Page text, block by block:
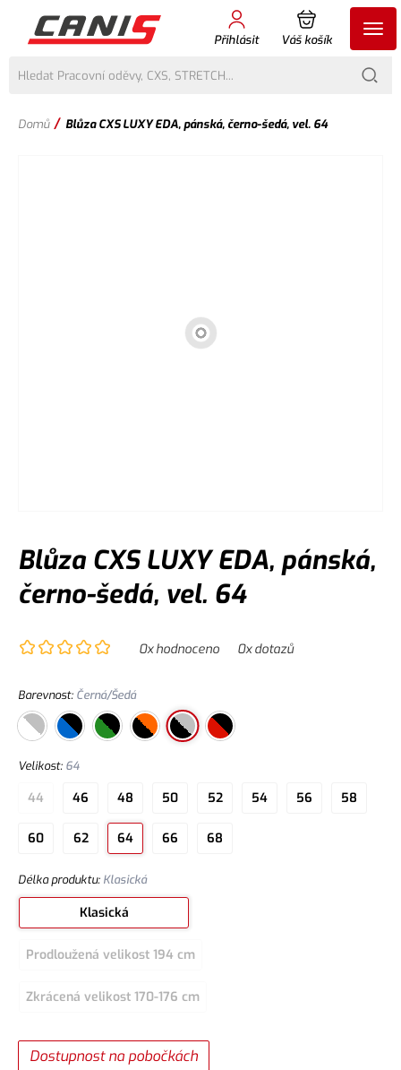
Přihlásit Váš košík
Domů / Blůza CXS LUXY EDA, pánská, černo-šedá, vel. 64
Blůza CXS LUXY EDA, pánská,
černo-šedá, vel. 64
0x hodnoceno 0x dotazů
Barevnost: Černá/Šedá
Velikost: 64
44 46 48 50 52 54 56 58
60 62 64 66 68
Délka produktu: Klasická
Klasická
Prodloužená velikost 194 cm
Zkrácená velikost 170-176 cm
Dostupnost na pobočkách